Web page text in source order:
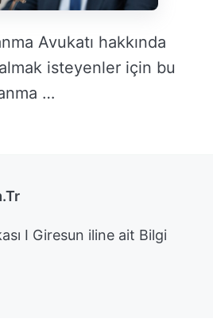
Avukatı hakkında
isteyenler için bu
…
I Giresun iline ait Bilgi